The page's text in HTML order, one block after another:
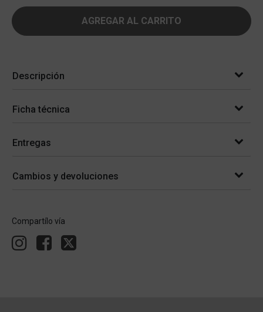
AGREGAR AL CARRITO
Descripción
Ficha técnica
Entregas
Cambios y devoluciones
Compartílo vía